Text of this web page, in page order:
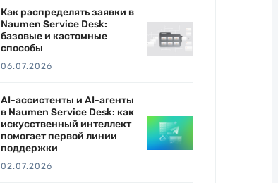
Как распределять заявки в
Naumen Service Desk:
базовые и кастомные
способы
06.07.2026
AI-ассистенты и AI-агенты
в Naumen Service Desk: как
искусственный интеллект
помогает первой линии
поддержки
02.07.2026